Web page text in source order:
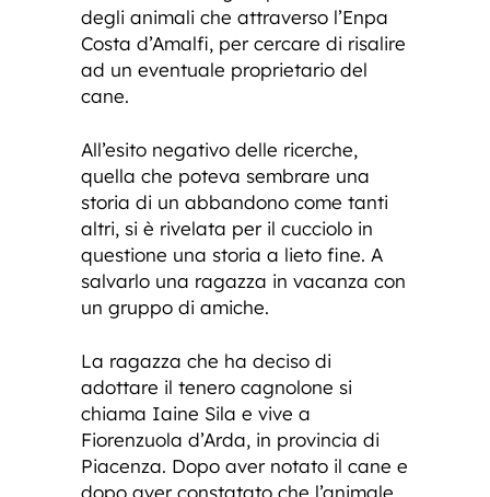
degli animali che attraverso l’Enpa
Costa d’Amalfi, per cercare di risalire
ad un eventuale proprietario del
cane.
All’esito negativo delle ricerche,
quella che poteva sembrare una
storia di un abbandono come tanti
altri, si è rivelata per il cucciolo in
questione una storia a lieto fine. A
salvarlo una ragazza in vacanza con
un gruppo di amiche.
La ragazza che ha deciso di
adottare il tenero cagnolone si
chiama Iaine Sila e vive a
Fiorenzuola d’Arda, in provincia di
Piacenza. Dopo aver notato il cane e
dopo aver constatato che l’animale